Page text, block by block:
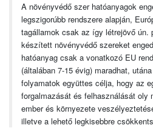
A növényvédő szer hatóanyagok
legszigorúbb rendszere alapján,
tagállamok csak az így létrejövő ún.
készített növényvédő szereket
hatóanyag csak a vonatkozó EU
(általában 7-15 évig) maradhat,
folyamatok együttes célja, hogy az
forgalmazását és felhasználását oly
ember és környezete
illetve a lehető legkisebbre